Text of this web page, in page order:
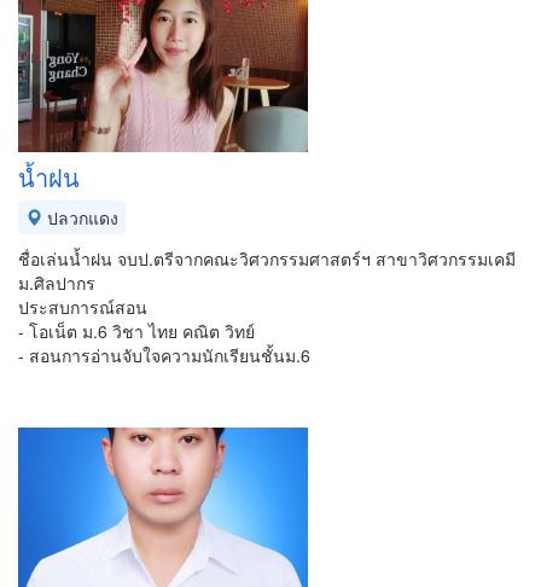
น้ำฝน
ปลวกแดง
ชื่อเล่นน้ำฝน จบป.ตรีจากคณะวิศวกรรมศาสตร์ฯ สาขาวิศวกรรมเคมี
ม.ศิลปากร
ประสบการณ์สอน
- โอเน็ต ม.6 วิชา ไทย คณิต วิทย์
- สอนการอ่านจับใจความนักเรียนชั้นม.6